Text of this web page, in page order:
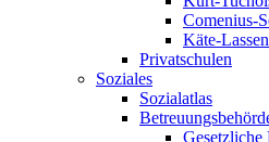
Comenius-
Käte-
Privatschulen
Soziales
Sozialatlas
Gesetzliche